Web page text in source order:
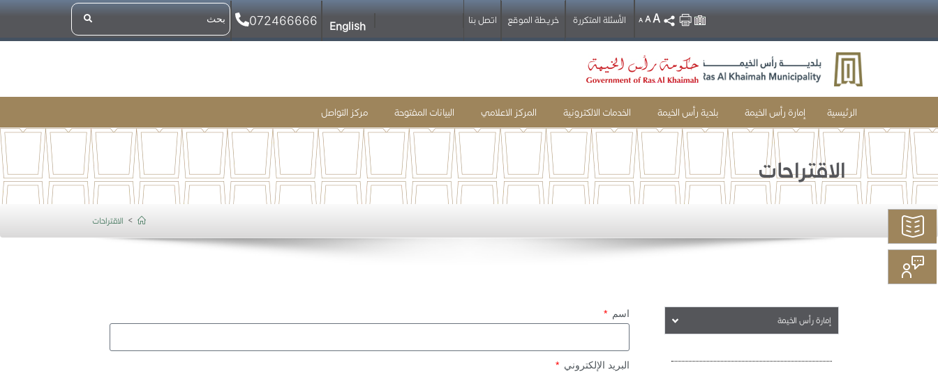
English اتصل بنا خريطة الموقع الأسئلة المتكررة A AA
072466666
الرئيسية إمارة رأس الخيمة بلدية رأس الخيمة الخدمات الالكترونية المركز الاعلامي البيانات المفتوحة مركز التواصل
الاقتراحات
> الاقتراحات
إمارة رأس الخيمة اسم
البريد الإلكتروني